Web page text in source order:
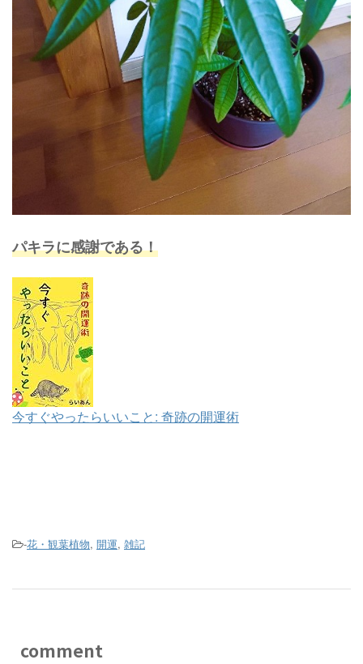
パキラに感謝である！
今すぐやったらいいこと: 奇跡の開運術
-花・観葉植物, 開運, 雑記
comment